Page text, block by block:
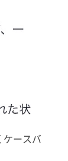
ケースバ